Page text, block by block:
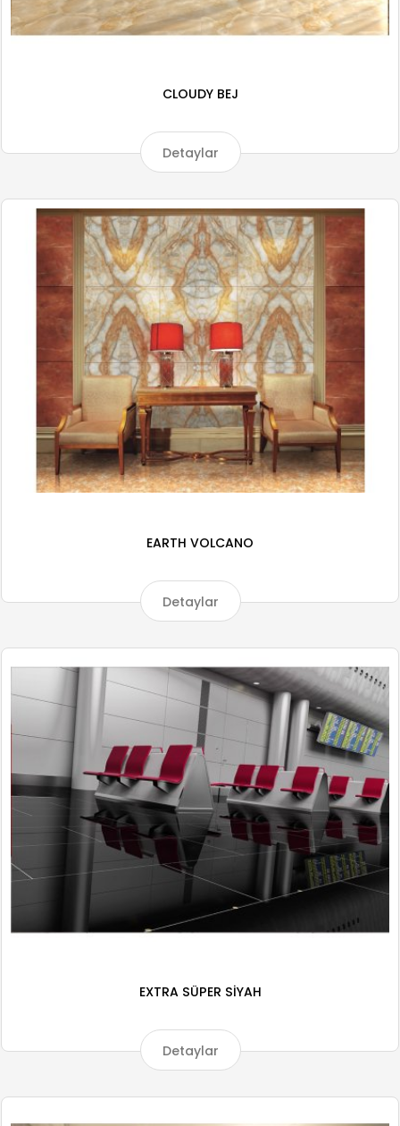
CLOUDY BEJ
Detaylar
EARTH VOLCANO
Detaylar
EXTRA SÜPER SİYAH
Detaylar